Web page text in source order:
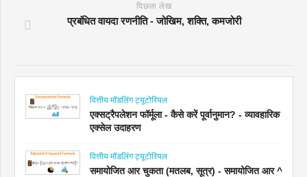
पिछला लेख
प्रबंधित वायदा रणनीति - जोखिम, शक्ति, कमजोरी
वित्तीय मॉडलिंग ट्यूटोरियल
एक्सट्रैपलेशन फॉर्मूला - कैसे करें पूर्वानुमान? - व्यावहारिक
एक्सेल उदाहरण
वित्तीय मॉडलिंग ट्यूटोरियल
समायोजित आर चुकता (मतलब, सूत्र) - समायोजित आर ^